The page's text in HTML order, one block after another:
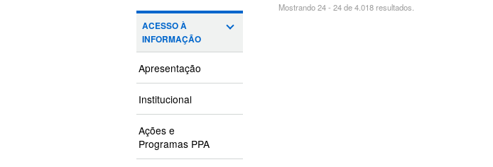
ACESSO À
INFORMAÇÃO
Apresentação
Institucional
Ações e
Programas PPA
Mostrando 24 - 24 de 4.018 resultados.